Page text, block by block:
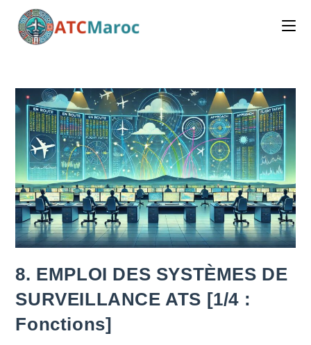
content
8. EMPLOI DES SYSTÈMES DE
SURVEILLANCE ATS [1/4 :
Fonctions]